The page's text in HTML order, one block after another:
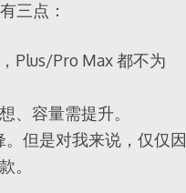
三点：
Plus/Pro Max 都不为
、容量需提升。
。但是对我来说，仅仅因
。